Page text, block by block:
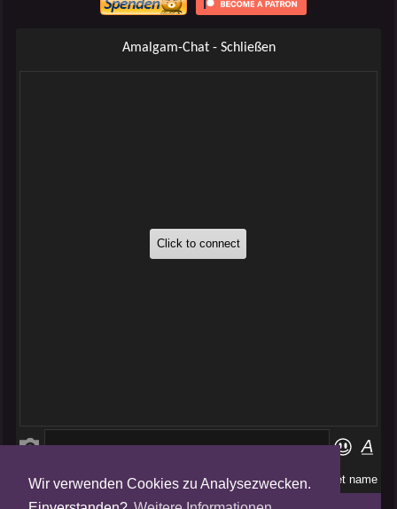
Wir verwenden Cookies zu Analysezwecken.
Amalgam-Chat - Schließen